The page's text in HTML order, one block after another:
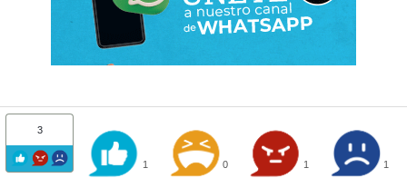
3
1 0 1 1